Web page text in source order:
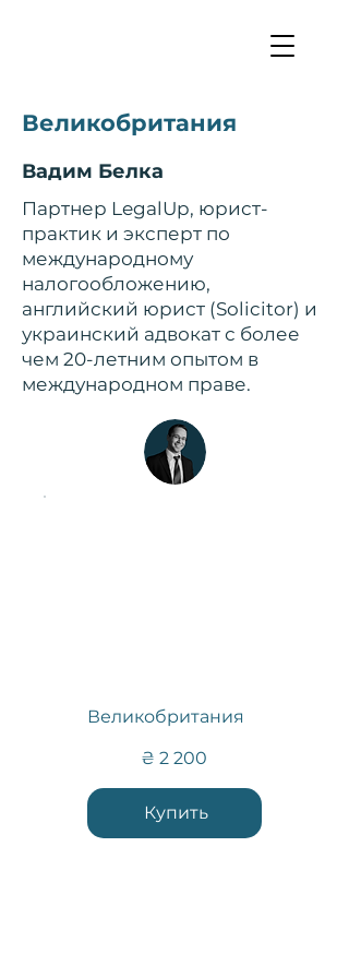
Великобритания
Вадим Белка
Партнер LegalUp, юрист-
практик и эксперт по
международному
налогообложению,
английский юрист (Solicitor) и
украинский адвокат с более
чем 20-летним опытом в
международном праве.
Великобритания
₴ 2 200
Купить